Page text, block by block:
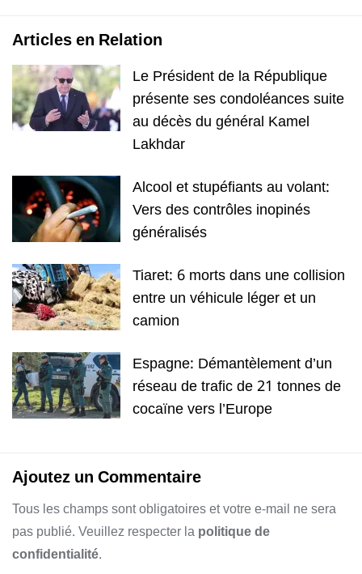
Articles en Relation
Le Président de la République
présente ses condoléances suite
au décès du général Kamel
Lakhdar
Alcool et stupéfiants au volant:
Vers des contrôles inopinés
généralisés
Tiaret: 6 morts dans une collision
entre un véhicule léger et un
camion
Espagne: Démantèlement d’un
réseau de trafic de 21 tonnes de
cocaïne vers l’Europe
Ajoutez un Commentaire
Tous les champs sont obligatoires et votre e-mail ne sera
pas publié. Veuillez respecter lapolitique de
confidentialité.